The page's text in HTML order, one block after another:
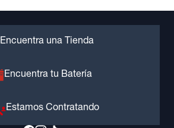
Encuentra una Tienda
Encuentra tu Batería
Estamos Contratando